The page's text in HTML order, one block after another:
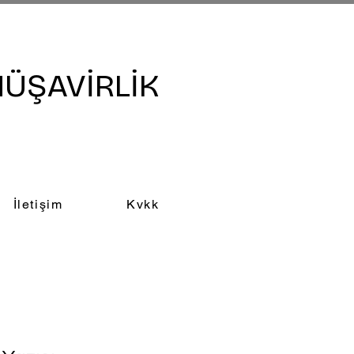
İletişim Kvkk